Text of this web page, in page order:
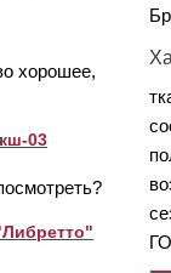
хорошее,
03